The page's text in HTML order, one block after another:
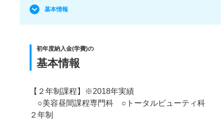
基本情報
初年度納入金(学費)の
基本情報
【２年制課程】※2018年実績
○美容昼間課程専門科 ○トータルビューティ科
２年制